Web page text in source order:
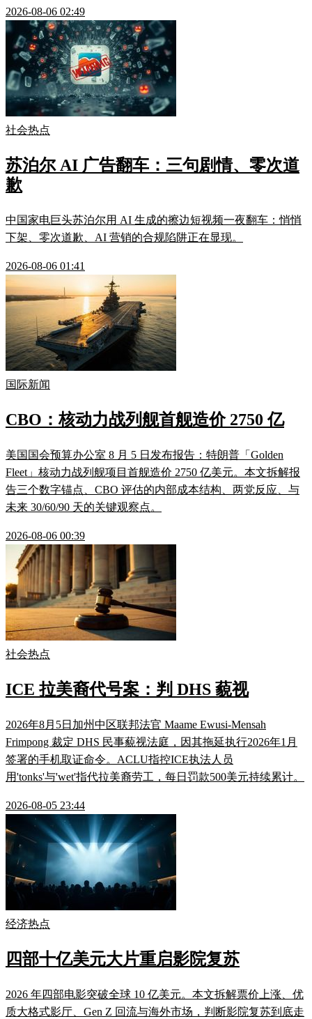
2026-08-06 02:49
社会热点
苏泊尔 AI 广告翻车：三句剧情、零次道
歉
中国家电巨头苏泊尔用 AI 生成的擦边短视频一夜翻车：悄悄
下架、零次道歉、AI 营销的合规陷阱正在显现。
2026-08-06 01:41
国际新闻
CBO：核动力战列舰首舰造价 2750 亿
美国国会预算办公室 8 月 5 日发布报告：特朗普「Golden
Fleet」核动力战列舰项目首舰造价 2750 亿美元。本文拆解报
告三个数字锚点、CBO 评估的内部成本结构、两党反应、与
未来 30/60/90 天的关键观察点。
2026-08-06 00:39
社会热点
ICE 拉美裔代号案：判 DHS 藐视
2026年8月5日加州中区联邦法官 Maame Ewusi-Mensah
Frimpong 裁定 DHS 民事藐视法庭，因其拖延执行2026年1月
签署的手机取证命令。ACLU指控ICE执法人员
用'tonks'与'wet'指代拉美裔劳工，每日罚款500美元持续累计。
2026-08-05 23:44
经济热点
四部十亿美元大片重启影院复苏
2026 年四部电影突破全球 10 亿美元。本文拆解票价上涨、优
质大格式影厅、Gen Z 回流与海外市场，判断影院复苏到底走